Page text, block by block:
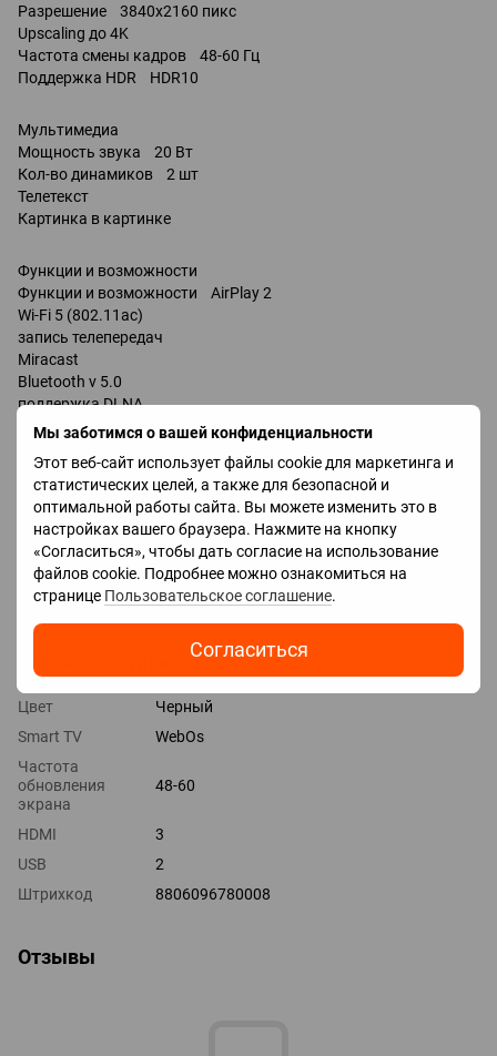
Мы заботимся о вашей конфиденциальности
Этот веб-сайт использует файлы cookie для маркетинга и
статистических целей, а также для безопасной и
оптимальной работы сайта. Вы можете изменить это в
настройках вашего браузера. Нажмите на кнопку
«Согласиться», чтобы дать согласие на использование
файлов cookie. Подробнее можно ознакомиться на
странице Пользовательское соглашение.
Согласиться
Разрешение 3840x2160 пикс
Upscaling до 4K
Частота смены кадров 48-60 Гц
Поддержка HDR HDR10
Мультимедиа
Мощность звука 20 Вт
Кол-во динамиков 2 шт
Телетекст
Картинка в картинке
Функции и возможности
Функции и возможности AirPlay 2
Wi-Fi 5 (802.11ac)
запись телепередач
Miracast
Bluetooth v 5.0
поддержка DLNA
управление голосом
Google Assistant
Разъемы
Входы USB
LAN
HDMI 3 шт
Версия HDMI v 2.0
Выходы оптический
Цвет
Черный
Smart TV
WebOs
Частота
обновления
экрана
48-60
HDMI
3
USB
2
Штрихкод
8806096780008
Отзывы